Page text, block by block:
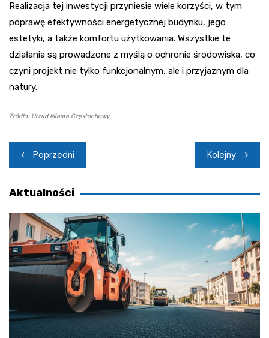
Realizacja tej inwestycji przyniesie wiele korzyści, w tym
poprawę efektywności energetycznej budynku, jego
estetyki, a także komfortu użytkowania. Wszystkie te
działania są prowadzone z myślą o ochronie środowiska, co
czyni projekt nie tylko funkcjonalnym, ale i przyjaznym dla
natury.
Źródło: Urząd Miasta Częstochowy
Nawigacja
wpisu
Poprzedni Kolejny
Aktualności